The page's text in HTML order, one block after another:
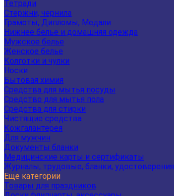
Тетради
Стержни, чернила
Грамоты, Дипломы, Медали
Нижнее белье и домашняя одежда
Мужское белье
Женское белье
Колготки и чулки
Носки
Бытовая химия
Средства для мытья посуды
Средство для мытья пола
Средства для стирки
Чистящие средства
Кожгалантерея
Для мужчин
Документы бланки
Медицинские карты и сертификаты
Журналы, трудовые, бланки, удостоверения
Еще категории
Товары для праздников